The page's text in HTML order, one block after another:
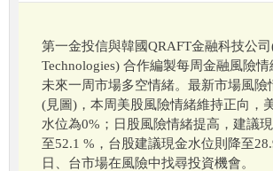
第一金投信與韓國QRAFT金融科技公
Technologies) 合作編製每周金融風險
未來一周市場多空情緒。最新市場風險
(見圖)，本周美股風險情緒維持正向，
水位為0%；日股風險情緒提高，建議
至52.1 %，台股建議現金水位則降至
日、台市場在風險中找尋投資機會。